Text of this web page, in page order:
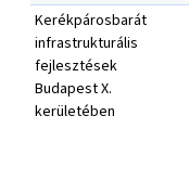
Kerékpárosbarát
infrastrukturális
fejlesztések
Budapest X.
kerületében